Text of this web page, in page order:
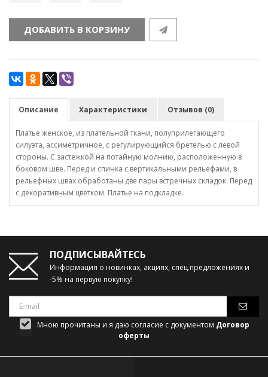
ДОБАВИТЬ В КОРЗИНУ
Описание Характеристики Отзывов (0)
Платье женское, из плательной ткани, полуприлегающего
силуэта, ассиметричное, с регулирующийся бретелью с левой
стороны. С застежкой на потайную молнию, расположенную в
боковом шве. Перед и спинка с вертикальными рельефами, в
рельефных швах обработаны две пары встречных складок. Перед
с декоративным цветком. Платье на подкладке.
ПОДПИСЫВАЙТЕСЬ
Информация о новинках, акциях, спец.предложениях и
-5% на первую покупку!
Мною прочитаны и я даю согласие с документом Договор
оферты